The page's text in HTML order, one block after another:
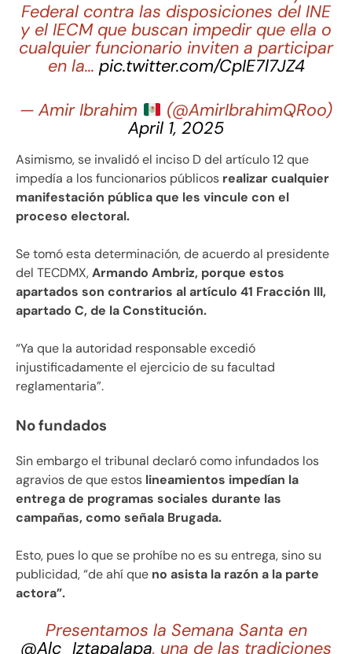
Federal contra las disposiciones del INE
y el IECM que buscan impedir que ella o
cualquier funcionario inviten a participar
en la… pic.twitter.com/CpIE7l7JZ4
— Amir Ibrahim
(@AmirIbrahimQRoo)
April 1, 2025
Asimismo, se invalidó el inciso D del artículo 12 que
impedía a los funcionarios públicos realizar cualquier
manifestación pública que les vincule con el
proceso electoral.
Se tomó esta determinación, de acuerdo al presidente
del TECDMX,Armando Ambriz, porque estos
apartados son contrarios al artículo 41 Fracción III,
apartado C, de la Constitución.
“Ya que la autoridad responsable excedió
injustificadamente el ejercicio de su facultad
reglamentaria”.
No fundados
Sin embargo el tribunal declaró como infundados los
agravios de que estos lineamientos impedían la
entrega de programas sociales durante las
campañas, como señala Brugada.
Esto, pues lo que se prohíbe no es su entrega, sino su
publicidad, “de ahí que no asista la razón a la parte
actora”.
Presentamos la Semana Santa en
@Alc_Iztapalapa, una de las tradiciones